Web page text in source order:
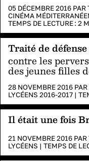
05 DÉCEMBRE 2016 PAR
CINÉMA
TEMPS DE LECTURE : 2
Traité de défense
contre les
des jeunes filles
28 NOVEMBRE 2016 PAR
LYCÉENS 2016-2017 |
Il était une fois
21 NOVEMBRE 2016 PAR
LYCÉENS | TEMPS DE